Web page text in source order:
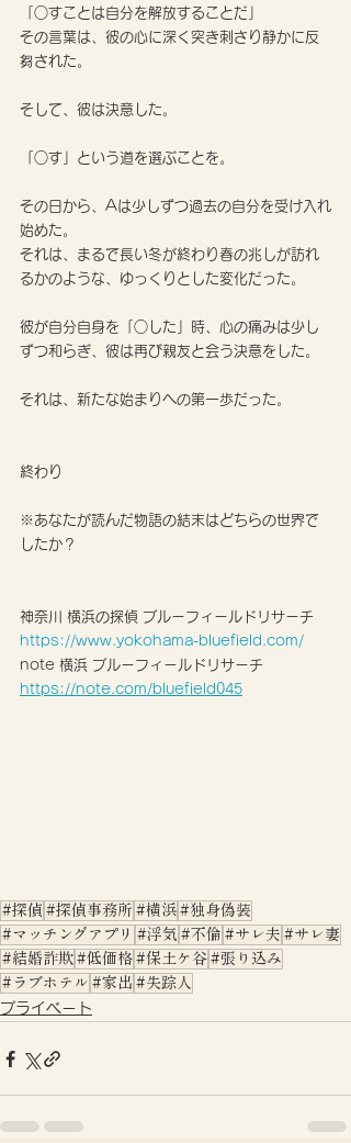
「○すことは自分を解放することだ」
その言葉は、彼の心に深く突き刺さり静かに反
芻された。
そして、彼は決意した。
「○す」という道を選ぶことを。
その日から、Aは少しずつ過去の自分を受け入れ
始めた。
それは、まるで長い冬が終わり春の兆しが訪れ
るかのような、ゆっくりとした変化だった。
彼が自分自身を「○した」時、心の痛みは少し
ずつ和らぎ、彼は再び親友と会う決意をした。
それは、新たな始まりへの第一歩だった。
終わり
※あなたが読んだ物語の結末はどちらの世界で
したか？
神奈川 横浜の探偵 ブルーフィールドリサーチ
https://www.yokohama-bluefield.com/
note 横浜 ブルーフィールドリサーチ
https://note.com/bluefield045
#探偵 #探偵事務所 #横浜 #独身偽装
#マッチングアプリ #浮気 #不倫 #サレ夫 #サレ妻
#結婚詐欺 #低価格 #保土ケ谷 #張り込み
#ラブホテル #家出 #失踪人
プライベート